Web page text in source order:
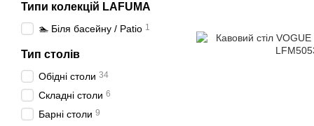
Типи колекцій LAFUMA
🏊 Біля басейну / Patio 1
Тип столів
Обідні столи 34
Складні столи 6
Барні столи 9